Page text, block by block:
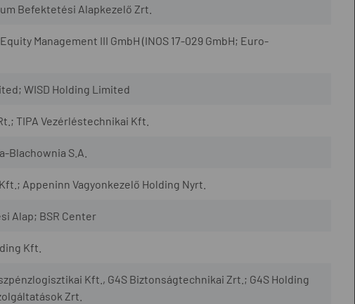
Befektetési Alapkezelő Zrt.
Management III GmbH (INOS 17-029 GmbH; Euro-
WISD Holding Limited
TIPA Vezérléstechnikai Kft.
Blachownia S.A.
Appeninn Vagyonkezelő Holding Nyrt.
Alap; BSR Center
Kft.
Kft., G4S Biztonságtechnikai Zrt.; G4S Holding
Zrt.